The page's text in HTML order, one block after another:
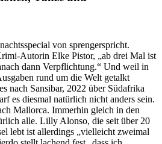
von sprengerspricht.
Autorin Elke Pistor, „ab drei Mal ist
dann Verpflichtung.“ Und weil in
rund um die Welt getalkt
nach Sansibar, 2022 über Südafrika
es diesmal natürlich nicht anders sein.
Mallorca. Immerhin gleich in den
alle. Lilly Alonso, die seit über 20
lebt ist allerdings „vielleicht zweimal